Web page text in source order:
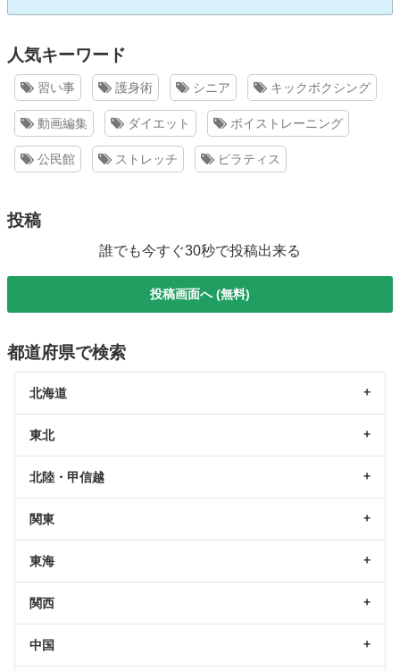
人気キーワード
習い事 護身術 シニア キックボクシング
動画編集 ダイエット ボイストレーニング
公民館 ストレッチ ピラティス
投稿
誰でも今すぐ30秒で投稿出来る
投稿画面へ (無料)
都道府県で検索
北海道
東北
北陸・甲信越
関東
東海
関西
中国